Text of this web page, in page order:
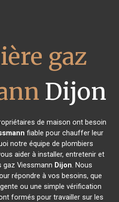
gaz
Dijon
de maison ont besoin
fiable pour chauffer leur
notre équipe de plombiers
aider à installer, entretenir et
gaz Viessmann Dijon. Nous
répondre à vos besoins, que
ou une simple vérification
formés pour travailler sur les